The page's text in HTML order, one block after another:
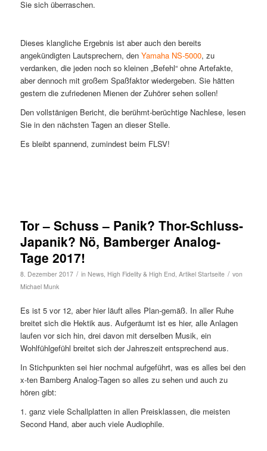
Sie sich überraschen.
Dieses klangliche Ergebnis ist aber auch den bereits
angekündigten Lautsprechern, den Yamaha NS-5000, zu
verdanken, die jeden noch so kleinen „Befehl“ ohne Artefakte,
aber dennoch mit großem Spaßfaktor wiedergeben. Sie hätten
gestern die zufriedenen Mienen der Zuhörer sehen sollen!
Den vollstänigen Bericht, die berühmt-berüchtige Nachlese, lesen
Sie in den nächsten Tagen an dieser Stelle.
Es bleibt spannend, zumindest beim FLSV!
Tor – Schuss – Panik? Thor-Schluss-
Japanik? Nö, Bamberger Analog-
Tage 2017!
8. Dezember 2017 / in News, High Fidelity & High End, Artikel Startseite / von
Michael Munk
Es ist 5 vor 12, aber hier läuft alles Plan-gemäß. In aller Ruhe
breitet sich die Hektik aus. Aufgeräumt ist es hier, alle Anlagen
laufen vor sich hin, drei davon mit derselben Musik, ein
Wohlfühlgefühl breitet sich der Jahreszeit entsprechend aus.
In Stichpunkten sei hier nochmal aufgeführt, was es alles bei den
x-ten Bamberg Analog-Tagen so alles zu sehen und auch zu
hören gibt:
1. ganz viele Schallplatten in allen Preisklassen, die meisten
Second Hand, aber auch viele Audiophile.